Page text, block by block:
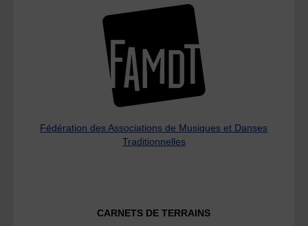
Fédération des Associations de Musiques et Danses
Traditionnelles
CARNETS DE TERRAINS